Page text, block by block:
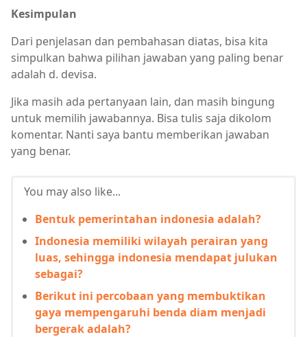
Kesimpulan
Dari penjelasan dan pembahasan diatas, bisa kita
simpulkan bahwa pilihan jawaban yang paling benar
adalah d. devisa.
Jika masih ada pertanyaan lain, dan masih bingung
untuk memilih jawabannya. Bisa tulis saja dikolom
komentar. Nanti saya bantu memberikan jawaban
yang benar.
You may also like...
Bentuk pemerintahan indonesia adalah?
Indonesia memiliki wilayah perairan yang
luas, sehingga indonesia mendapat julukan
sebagai?
Berikut ini percobaan yang membuktikan
gaya mempengaruhi benda diam menjadi
bergerak adalah?